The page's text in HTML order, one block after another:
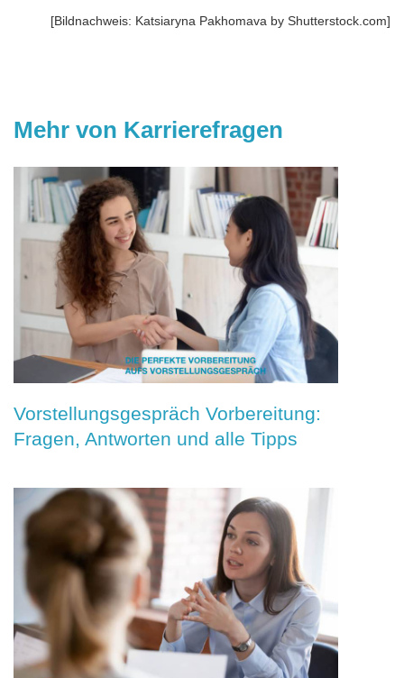
[Bildnachweis: Katsiaryna Pakhomava by Shutterstock.com]
Mehr von Karrierefragen
Vorstellungsgespräch Vorbereitung:
Fragen, Antworten und alle Tipps